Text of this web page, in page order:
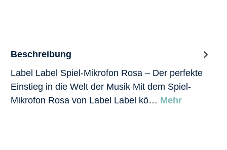
Beschreibung
Label Label Spiel-Mikrofon Rosa – Der perfekte
Einstieg in die Welt der Musik Mit dem Spiel-
Mikrofon Rosa von Label Label kö… Mehr